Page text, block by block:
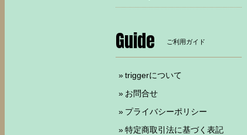
Guide ご利用ガイド
triggerについて
お問合せ
プライバシーポリシー
特定商取引法に基づく表記